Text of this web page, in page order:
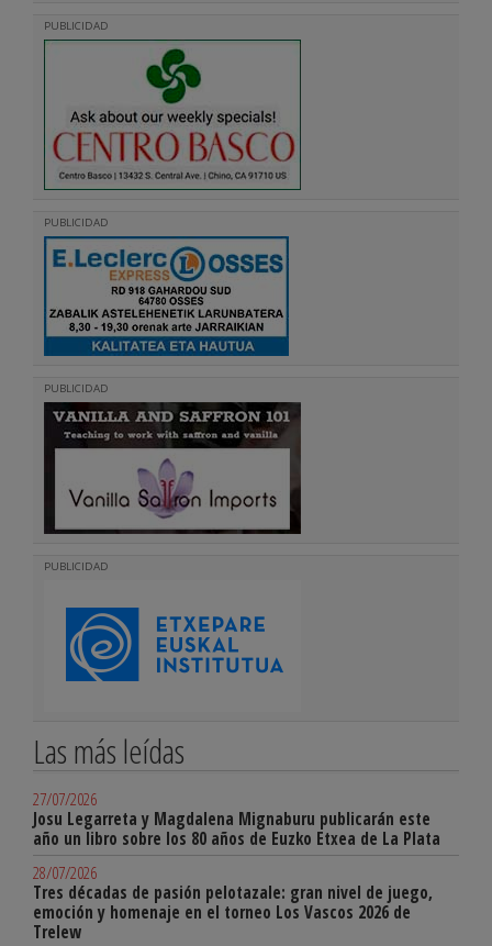
PUBLICIDAD
PUBLICIDAD
PUBLICIDAD
PUBLICIDAD
Las más leídas
27/07/2026
Josu Legarreta y Magdalena Mignaburu publicarán este
año un libro sobre los 80 años de Euzko Etxea de La Plata
28/07/2026
Tres décadas de pasión pelotazale: gran nivel de juego,
emoción y homenaje en el torneo Los Vascos 2026 de
Trelew